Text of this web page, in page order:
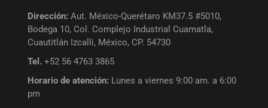
Dirección: Aut. México-Querétaro KM37.5 #5010,
Bodega 10, Col. Complejo Industrial Cuamatla,
Cuautitlán Izcalli, México, CP. 54730
Tel. +52 56 4763 3865
Horario de atención: Lunes a viernes 9:00 am. a 6:00
pm